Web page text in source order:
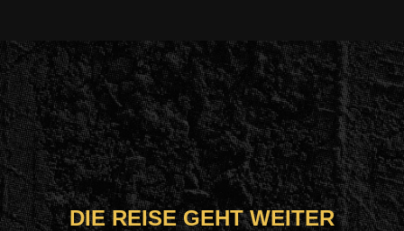
DIE REISE GEHT WEITER